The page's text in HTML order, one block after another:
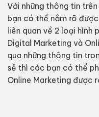
Với những thông tin
bạn có thể nắm rõ
liên quan về 2 loại hình
Digital Marketing và
qua những thông tin
sẻ thì các bạn có thể
Online Marketing được